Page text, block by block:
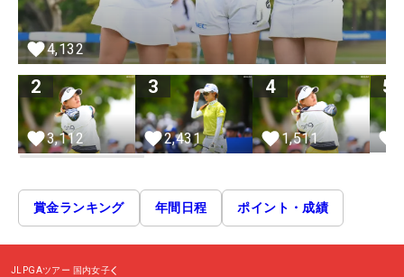
4,132
2
3,112
3
2,431
4
1,511
5
賞金ランキング 年間日程 ポイント・成績
JLPGAツアー 国内女子